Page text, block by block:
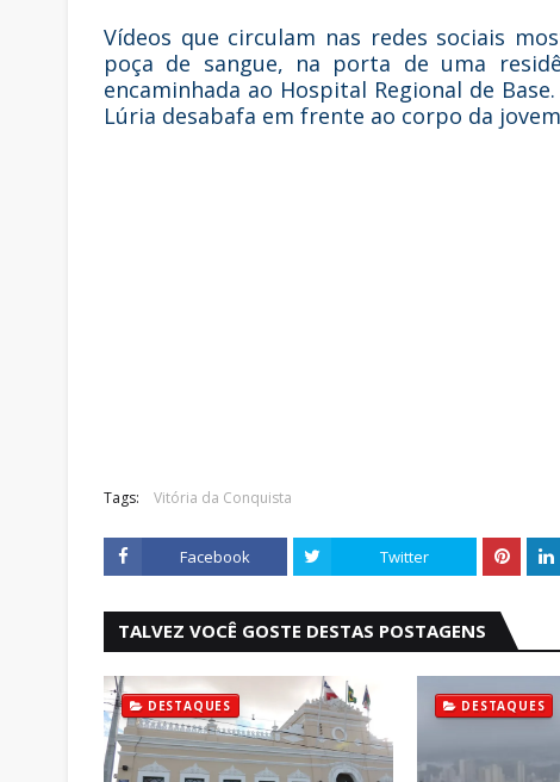
Vídeos que circulam nas redes sociais
poça de sangue, na porta de uma
encaminhada ao Hospital Regional de
Lúria desabafa em frente ao corpo da
Tags: Vitória da Conquista
Facebook Twitter
TALVEZ VOCÊ GOSTE DESTAS POSTAGENS
DESTAQUES DESTAQUES